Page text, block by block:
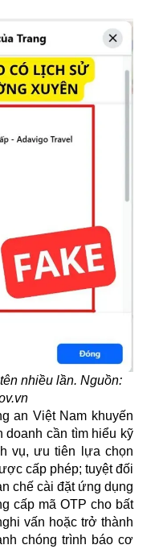
nhiều lần. Nguồn:
an Việt Nam khuyến
cần tìm hiểu kỹ
vụ, ưu tiên lựa chọn
cấp phép; tuyệt đối
chế cài đặt ứng dụng
cấp mã OTP cho bất
vấn hoặc trở thành
chóng trình báo cơ